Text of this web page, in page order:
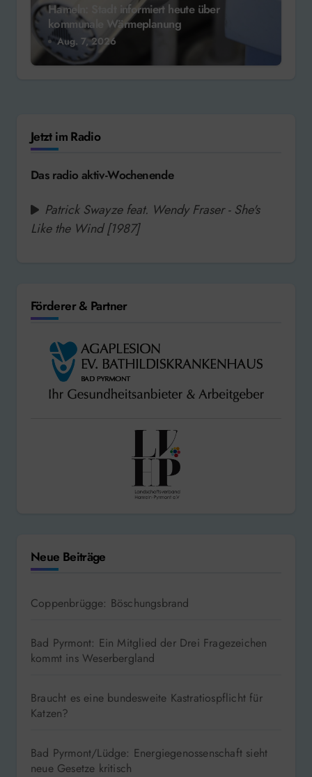
Hameln: Stadt informiert heute über
kommunale Wärmeplanung
Aug. 7, 2026
Jetzt im Radio
Das radio aktiv-Wochenende
Patrick Swayze feat. Wendy Fraser - She's
Like the Wind [1987]
Förderer & Partner
Neue Beiträge
Coppenbrügge: Böschungsbrand
Bad Pyrmont: Ein Mitglied der Drei Fragezeichen
kommt ins Weserbergland
Braucht es eine bundesweite Kastratiospflicht für
Katzen?
Bad Pyrmont/Lüdge: Energiegenossenschaft sieht
neue Gesetze kritisch